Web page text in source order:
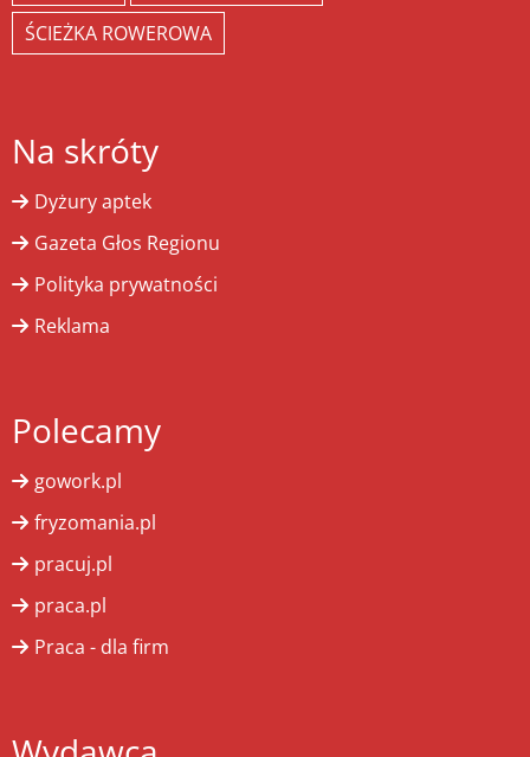
ŚCIEŻKA ROWEROWA
Na skróty
Dyżury aptek
Gazeta Głos Regionu
Polityka prywatności
Reklama
Polecamy
gowork.pl
fryzomania.pl
pracuj.pl
praca.pl
Praca - dla firm